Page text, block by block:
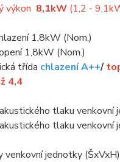
výkon 8,1kW (1,2 -
1,8kW (Nom.)
1,8kW (Nom.)
třída chlazení A++/
4,4
tlaku venkovní
tlaku
venkovní jednotky